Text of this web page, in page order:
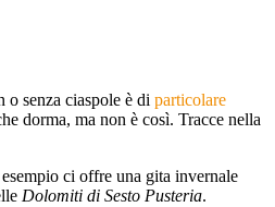
o senza ciaspole è di particolare
dorma, ma non è così. Tracce nella
ci offre una gita invernale
Dolomiti di Sesto Pusteria.